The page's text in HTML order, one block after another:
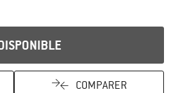
COMPARER